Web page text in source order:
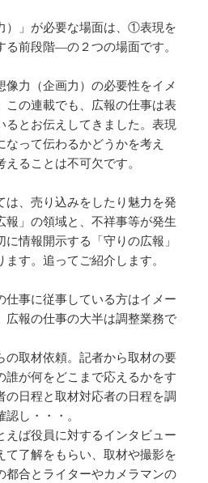
）」が必要な場面は、①表現を
前段階―の２つの場面です。
力（企画力）の必要性をイメ
この連載でも、広報の仕事は表
るとお伝えしてきました。表現
って伝わるかどうかを考え
ることは不可欠です。
、売り込みをしたり魅力を発
報」の領域と、不祥事等が発生
情報開示する「守りの広報」
す。追ってご紹介します。
事に従事している方はイメー
広報の仕事の大半は調整業務で
の取材依頼。記者から取材の要
誰が何をどこまで応えるかをす
の日程と取材対応者の日程を調
し・・・。
えば役員に対するインタビュー
て了解をもらい、取材や撮影を
都合とライターやカメラマンの